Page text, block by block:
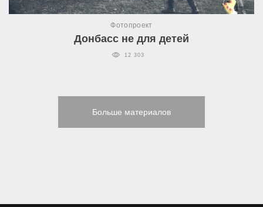
Фотопроект
Донбасс не для детей
12 303
Больше материалов